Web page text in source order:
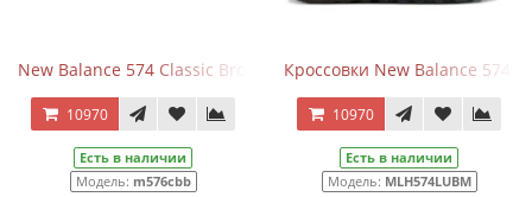
New Balance 574 Classic Brown
10970
Есть в наличии
Модель: m576cbb
Кроссовки New Balance 574
10970
Есть в наличии
Модель: MLH574LUBM